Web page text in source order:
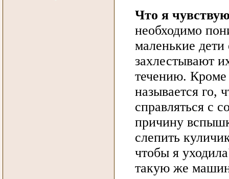
Что я
необходимо
маленькие
захлестывают
течению. Кроме
называется го,
справляться с
причину
слепить
чтобы я
такую же